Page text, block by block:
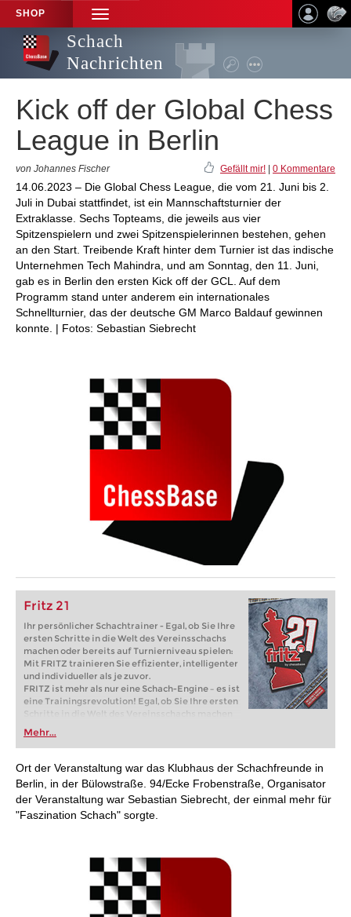
SHOP
TOGGLE
NAVIGATION
Schach
Nachrichten
Kick off der Global Chess
League in Berlin
von Johannes Fischer Gefällt mir! 0 Kommentare
14.06.2023 – Die Global Chess League, die vom 21. Juni bis 2.
Juli in Dubai stattfindet, ist ein Mannschaftsturnier der
Extraklasse. Sechs Topteams, die jeweils aus vier
Spitzenspielern und zwei Spitzenspielerinnen bestehen, gehen
an den Start. Treibende Kraft hinter dem Turnier ist das indische
Unternehmen Tech Mahindra, und am Sonntag, den 11. Juni,
gab es in Berlin den ersten Kick off der GCL. Auf dem
Programm stand unter anderem ein internationales
Schnellturnier, das der deutsche GM Marco Baldauf gewinnen
konnte. | Fotos: Sebastian Siebrecht
Fritz 21
Ihr persönlicher Schachtrainer - Egal, ob Sie Ihre
ersten Schritte in die Welt des Vereinsschachs
machen oder bereits auf Turnierniveau spielen:
Mit FRITZ trainieren Sie effizienter, intelligenter
und individueller als je zuvor.
FRITZ ist mehr als nur eine Schach-Engine – es ist
eine Trainingsrevolution! Egal, ob Sie Ihre ersten
Schritte in die Welt des Vereinsschachs machen
oder bereits auf Turnierniveau spielen: Mit
FRITZ trainieren Sie effizienter, intelligenter und
individueller als je zuvor.
Mehr...
Ort der Veranstaltung war das Klubhaus der Schachfreunde in
Berlin, in der Bülowstraße. 94/Ecke Frobenstraße, Organisator
der Veranstaltung war Sebastian Siebrecht, der einmal mehr für
"Faszination Schach" sorgte.